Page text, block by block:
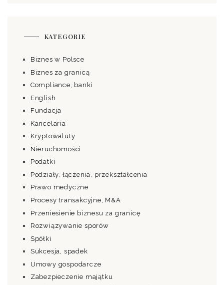
KATEGORIE
Biznes w Polsce
Biznes za granicą
Compliance, banki
English
Fundacja
Kancelaria
Kryptowaluty
Nieruchomości
Podatki
Podziały, łączenia, przekształcenia
Prawo medyczne
Procesy transakcyjne, M&A
Przeniesienie biznesu za granicę
Rozwiązywanie sporów
Spółki
Sukcesja, spadek
Umowy gospodarcze
Zabezpieczenie majątku